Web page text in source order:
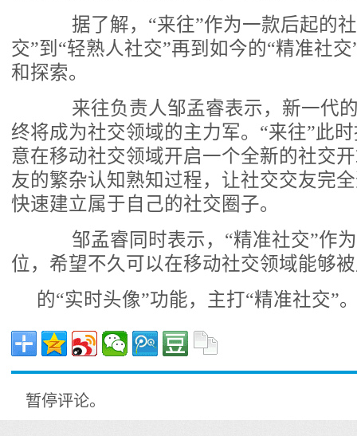
据了解，“来往”作为一款后起的社
交”到“轻熟人社交”再到如今的“精准社
和探索。
来往负责人邹孟睿表示，新一代的
终将成为社交领域的主力军。“来往”此
意在移动社交领域开启一个全新的社交
友的繁杂认知熟知过程，让社交交友完
快速建立属于自己的社交圈子。
邹孟睿同时表示，“精准社交”作为
位，希望不久可以在移动社交领域能够
的“实时头像”功能，主打“精准社交”
暂停评论。